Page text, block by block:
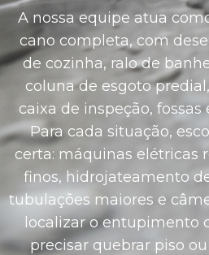
A nossa equipe atua
cano completa, com
de cozinha, ralo de
coluna de esgoto
caixa de inspeção, fossas
Para cada situação,
certa: máquinas elétricas
finos, hidrojateamento
tubulações maiores e
localizar o entupimento
precisar quebrar piso